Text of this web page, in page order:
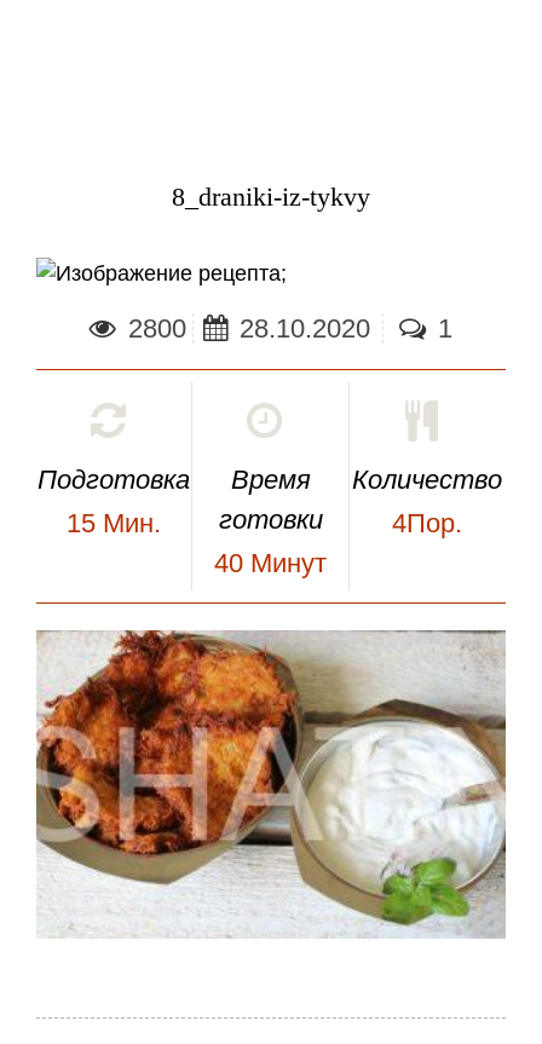
8_draniki-iz-tykvy
;
2800 28.10.2020 1
Подготовка
15 Мин.
Время
готовки
40 Минут
Количество
4Пор.